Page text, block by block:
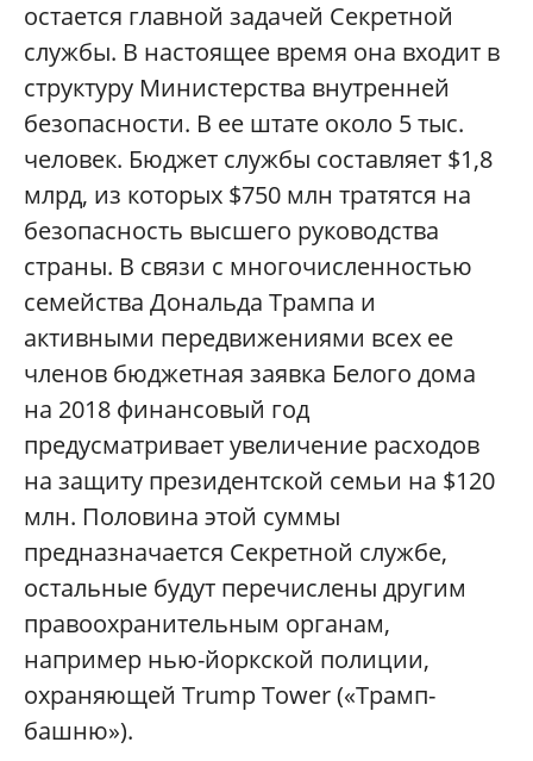
остается главной задачей Секретной
службы. В настоящее время она входит в
структуру Министерства внутренней
безопасности. В ее штате около 5 тыс.
человек. Бюджет службы составляет $1,8
млрд, из которых $750 млн тратятся на
безопасность высшего руководства
страны. В связи с многочисленностью
семейства Дональда Трампа и
активными передвижениями всех ее
членов бюджетная заявка Белого дома
на 2018 финансовый год
предусматривает увеличение расходов
на защиту президентской семьи на $120
млн. Половина этой суммы
предназначается Секретной службе,
остальные будут перечислены другим
правоохранительным органам,
например нью-йоркской полиции,
охраняющей Trump Tower («Трамп-
башню»).